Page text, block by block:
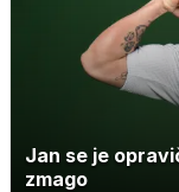
Jan se je
zmago